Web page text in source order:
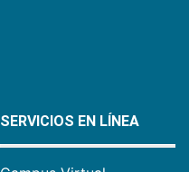
SERVICIOS EN LÍNEA